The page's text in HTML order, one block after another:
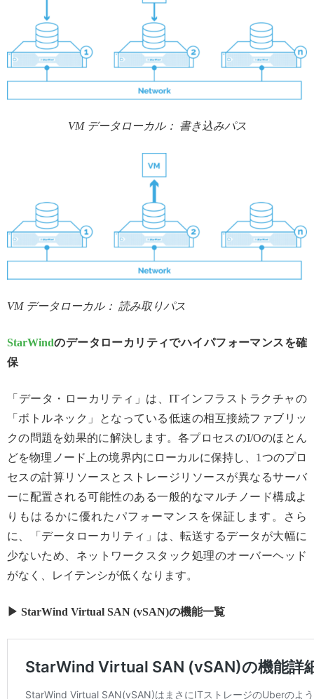
VM データローカル： 書き込みパス
VM データローカル： 読み取りパス
StarWindのデータローカリティでハイパフォーマンスを確
保
「データ・ローカリティ」は、ITインフラストラクチャの
「ボトルネック」となっている低速の相互接続ファブリッ
クの問題を効果的に解決します。各プロセスのI/Oのほとん
どを物理ノード上の境界内にローカルに保持し、1つのプロ
セスの計算リソースとストレージリソースが異なるサーバ
ーに配置される可能性のある一般的なマルチノード構成よ
りもはるかに優れたパフォーマンスを保証します。さら
に、「データローカリティ」は、転送するデータが大幅に
少ないため、ネットワークスタック処理のオーバーヘッド
がなく、レイテンシが低くなります。
▶ StarWind Virtual SAN (vSAN)の機能一覧